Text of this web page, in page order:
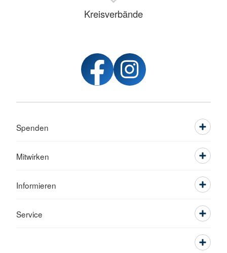
Kreisverbände
Spenden
Mitwirken
Informieren
Service